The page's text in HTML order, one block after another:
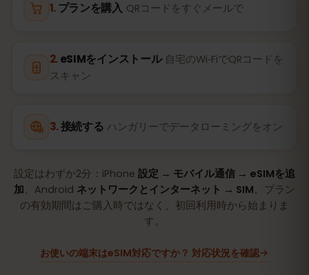
プランを購入 QRコードをすぐメールで
eSIMをインストール 自宅のWi‑FiでQRコードを
スキャン
接続する ハンガリーでデータローミングをオン
設定はわずか2分：iPhone 設定 → モバイル通信 → eSIMを追
加、Android ネットワークとインターネット → SIM 。プラン
の有効期間はご購入時ではなく、初回利用時から始まりま
す。
お使いの端末はeSIM対応ですか？ 対応状況を確認